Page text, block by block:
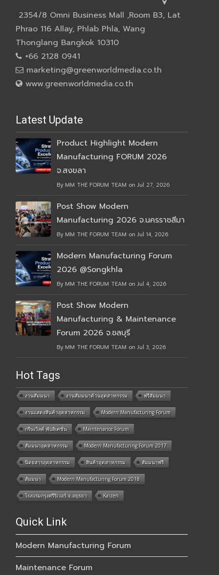
2354/8 Omni Business Mall ,Room B3, Lat
Phrao 116 Allay, Phlab Phla, Wang
Thonglang Bangkok 10310
+66 2128 0941
marketing@greenworldmedia.co.th
www.greenworldmedia.co.th
Latest Update
Product Highlight Modern
Manufacturing FORUM 2026
จ.สงขลา
By MM THE FORUM TEAM on Jul 27, 2026
Post Show Modern
Manufacturing 2026 จ.นครราชสีมา
By MM THE FORUM TEAM on Jul 14, 2026
Modern Manufacturing Forum
2026 @Songkhla
By MM THE FORUM TEAM on Jul 4, 2026
Post Show Modern
Manufacturing & Maintenance
Forum 2026 จ.ชลบุรี
By MM THE FORUM TEAM on Jul 3, 2026
Hot Tags
งานสัมมนา งานสัมมนาด้านอุตสาหกรรม ฟรีสัมมนา
งานแสดงสินค้าอุตสาหกรรม Modern Manufacturing Forum
กรีนเวิลด์ พับลิเคชั่น Maintenance Forum
สัมมนาอุตสาหกรรม Modern Manufacturing Forum 2017
นิตยสารอุตสาหกรรม สินค้าอุตสาหกรรม สัมมนาฟรี
สัมมนา Modern Manufacturing Forum 2018
โรงแรมกรุงศรีริเวอร์ จ.อยุธยา Kaizen
Quick Link
Modern Manufacturing Forum
Maintenance Forum